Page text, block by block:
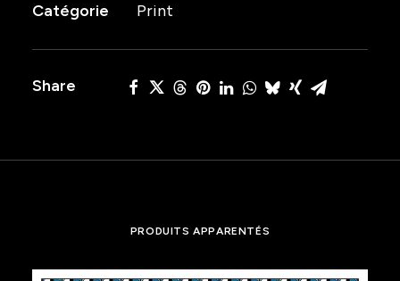
2014
Catégorie Print
Share
PRODUITS APPARENTÉS